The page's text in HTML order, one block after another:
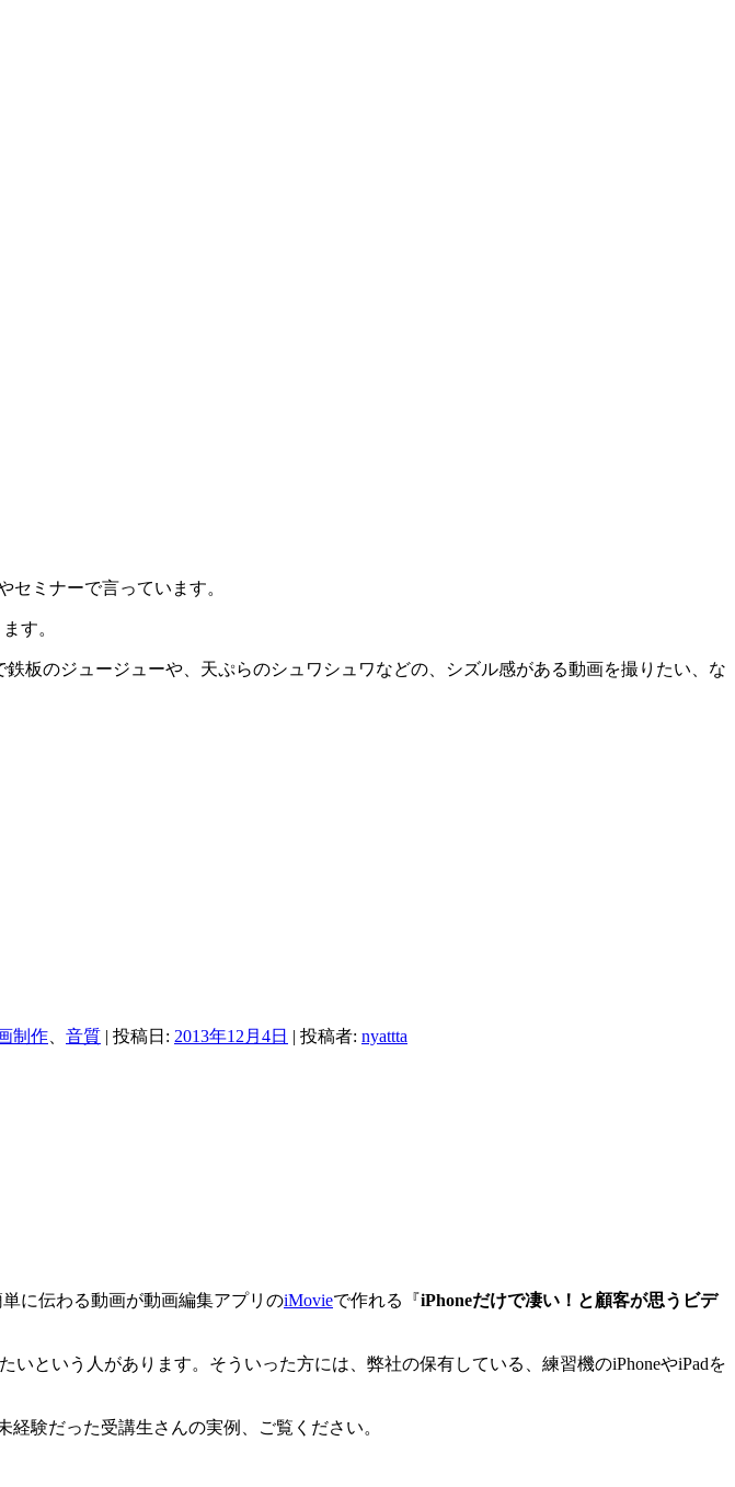
セミナーで言っています。
す。
板のジュージューや、天ぷらのシュワシュワなどの、シズル感がある動画を撮りたい、な
制作 音質 | 投稿日: 2013年12月4日 | 投稿者: nyattta
に伝わる動画が動画編集アプリのiMovieで作れる『iPhoneだけで凄い！と顧客が思うビデ
という人があります。そういった方には、弊社の保有している、練習機のiPhoneやiPadを
験だった受講生さんの実例、ご覧ください。